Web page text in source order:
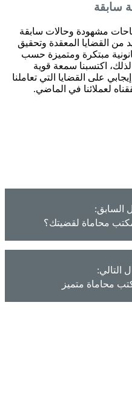
سابقة
مشهودة وحالات سابقة
من القضايا المعقدة وتحقيق
مبتكرة ومتميزة حسب
لذلك، اكتسبنا سمعة قوية
على القضايا التي تعاملنا
لعملائنا في الماضي.
السابق:
محاماة لقضيتك؟
التالي:
محاماة متميز